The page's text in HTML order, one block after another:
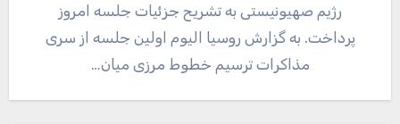
رژیم صهیونیستی به تشریح جزئیات جلسه امروز
پرداخت. به گزارش روسیا الیوم اولین جلسه از سری
مذاکرات ترسیم خطوط مرزی میان…